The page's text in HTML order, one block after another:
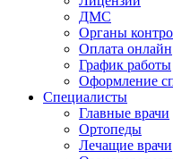
ДМС
Органы
Оплата онлайн
График работы
Оформление
Специалисты
Главные врачи
Ортопеды
Лечащие врачи